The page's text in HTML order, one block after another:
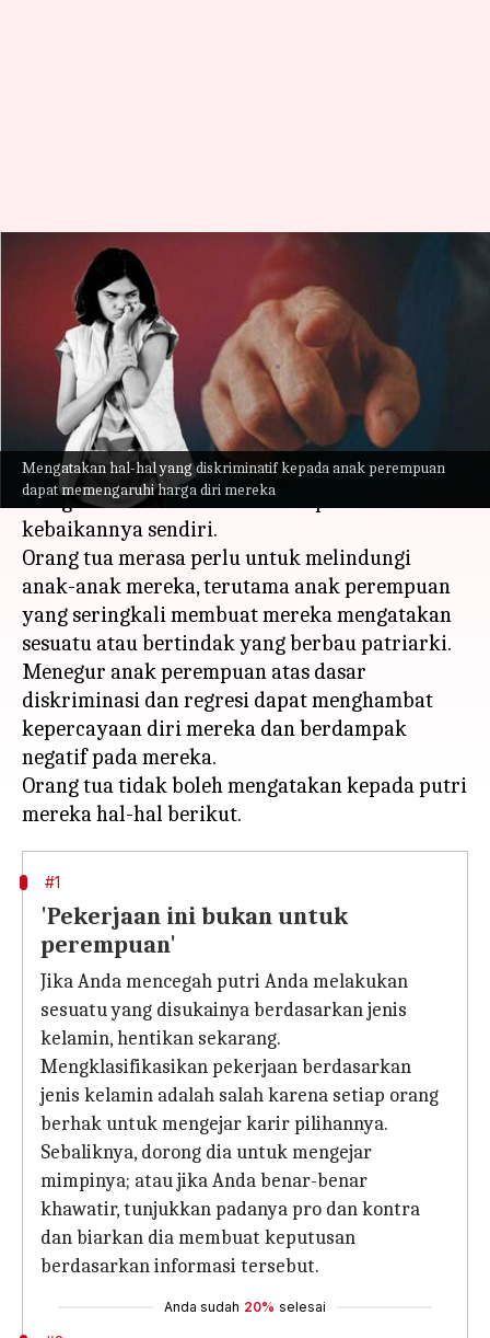
Mengatakan hal-hal yang diskriminatif kepada anak perempuan
dapat memengaruhi harga diri mereka
Mengatakan hal-hal ini kepada
putri Anda dapat merusak
kepercayaan dirinya
menulis Taufiq Al Jufri Mar 17, 2023 11:50 am
Apa ceritanya
Kita semua tahu bahwa orang tua menegur atau
mengatakan hal-hal tertentu kepada anak demi
kebaikannya sendiri.
Orang tua merasa perlu untuk melindungi
anak-anak mereka, terutama anak perempuan
yang seringkali membuat mereka mengatakan
sesuatu atau bertindak yang berbau patriarki.
Menegur anak perempuan atas dasar
diskriminasi dan regresi dapat menghambat
kepercayaan diri mereka dan berdampak
negatif pada mereka.
Orang tua tidak boleh mengatakan kepada putri
#1
'Pekerjaan ini bukan untuk
perempuan'
Jika Anda mencegah putri Anda melakukan
sesuatu yang disukainya berdasarkan jenis
kelamin, hentikan sekarang.
Mengklasifikasikan pekerjaan berdasarkan
jenis kelamin adalah salah karena setiap orang
berhak untuk mengejar karir pilihannya.
Sebaliknya, dorong dia untuk mengejar
mimpinya; atau jika Anda benar-benar
khawatir, tunjukkan padanya pro dan kontra
dan biarkan dia membuat keputusan
berdasarkan informasi tersebut.
Anda sudah 20% selesai